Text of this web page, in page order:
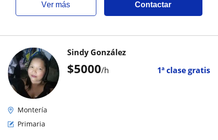
ver más Contactar
$5000/h 1ª clase gratis
Sindy González
Montería
Primaria